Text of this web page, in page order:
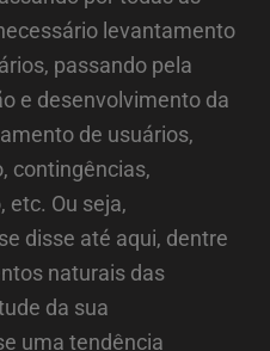
levantamento
passando pela
e desenvolvimento da
de usuários,
contingências,
etc. Ou seja,
disse até aqui, dentre
naturais das
da sua
uma tendência